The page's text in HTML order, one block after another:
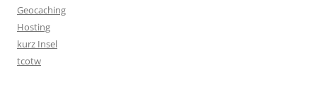
Geocaching
Hosting
kurz Insel
tcotw